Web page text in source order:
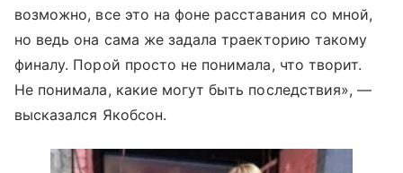
возможно, все это на фоне расставания со мной,
но ведь она сама же задала траекторию такому
финалу. Порой просто не понимала, что творит.
Не понимала, какие могут быть последствия», —
высказался Якобсон.